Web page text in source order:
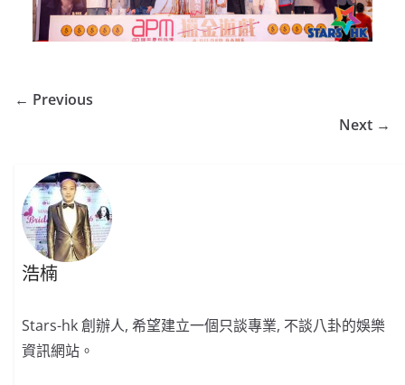
← Previous
Next →
浩楠
Stars-hk 創辦人, 希望建立一個只談專業, 不談八卦的娛樂
資訊網站。